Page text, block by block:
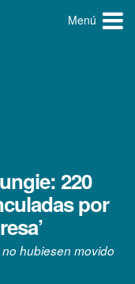
Menú
220
por
hubiesen movido